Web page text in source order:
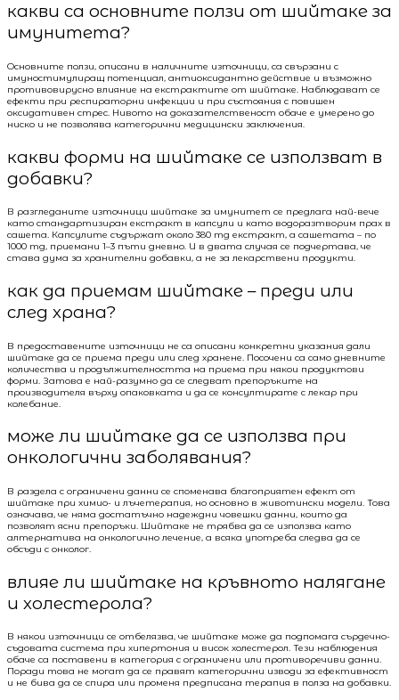
какви са основните ползи от шийтаке за
имунитета?
Основните ползи, описани в наличните източници, са свързани с
имуностимулиращ потенциал, антиоксидантно действие и възможно
противовирусно влияние на екстрактите от шийтаке. Наблюдават се
ефекти при респираторни инфекции и при състояния с повишен
оксидативен стрес. Нивото на доказателственост обаче е умерено до
ниско и не позволява категорични медицински заключения.
какви форми на шийтаке се използват в
добавки?
В разгледаните източници шийтаке за имунитет се предлага най-вече
като стандартизиран екстракт в капсули и като водоразтворим прах в
сашета. Капсулите съдържат около 380 mg екстракт, а сашетата – по
1000 mg, приемани 1–3 пъти дневно. И в двата случая се подчертава, че
става дума за хранителни добавки, а не за лекарствени продукти.
как да приемам шийтаке – преди или
след храна?
В предоставените източници не са описани конкретни указания дали
шийтаке да се приема преди или след хранене. Посочени са само дневните
количества и продължителността на приема при някои продуктови
форми. Затова е най-разумно да се следват препоръките на
производителя върху опаковката и да се консултирате с лекар при
колебание.
може ли шийтаке да се използва при
онкологични заболявания?
В раздела с ограничени данни се споменава благоприятен ефект от
шийтаке при химио- и лъчетерапия, но основно в животински модели. Това
означава, че няма достатъчно надеждни човешки данни, които да
позволят ясни препоръки. Шийтаке не трябва да се използва като
алтернатива на онкологично лечение, а всяка употреба следва да се
обсъди с онколог.
влияе ли шийтаке на кръвното налягане
и холестерола?
В някои източници се отбелязва, че шийтаке може да подпомага сърдечно-
съдовата система при хипертония и висок холестерол. Тези наблюдения
обаче са поставени в категория с ограничени или противоречиви данни.
Поради това не могат да се правят категорични изводи за ефективност
и не бива да се спира или променя предписана терапия в полза на добавки.